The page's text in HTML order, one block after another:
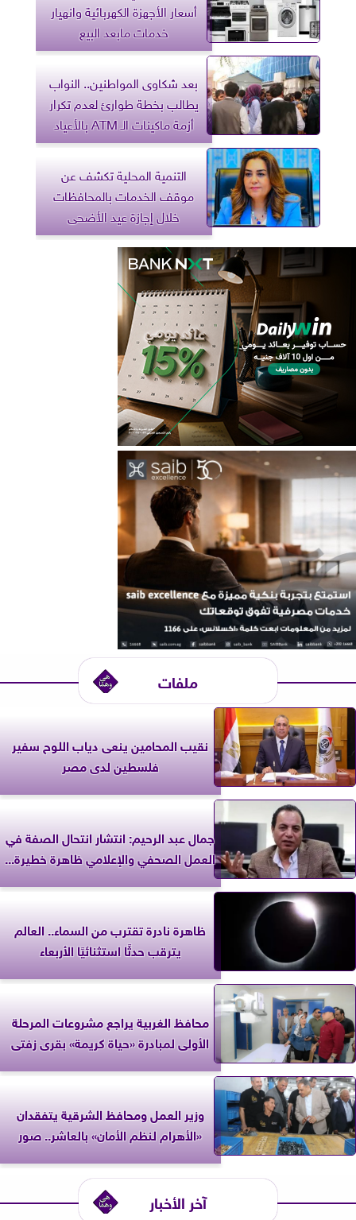
أسعار الأجهزة الكهربائية وانهيار
خدمات مابعد البيع
بعد شكاوى المواطنين.. النواب
يطالب بخطة طوارئ لعدم تكرار
أزمة ماكينات الـ ATM بالأعياد
التنمية المحلية تكشف عن
موقف الخدمات بالمحافظات
خلال إجازة عيد الأضحى
ملفات
نقيب المحامين ينعى دياب اللوح سفير
فلسطين لدى مصر
جمال عبد الرحيم: انتشار انتحال الصفة في
العمل الصحفي والإعلامي ظاهرة خطيرة...
ظاهرة نادرة تقترب من السماء.. العالم
يترقب حدثًا استثنائيًا الأربعاء
محافظ الغربية يراجع مشروعات المرحلة
الأولى لمبادرة «حياة كريمة» بقرى زفتى
وزير العمل ومحافظ الشرقية يتفقدان
«الأهرام لنظم الأمان» بالعاشر.. صور
آخر الأخبار